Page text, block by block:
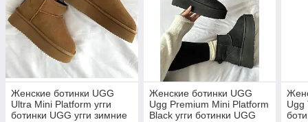
Женские ботинки UGG
Ultra Mini Platform угги
ботинки UGG угги зимние
Женские ботинки UGG
Ugg Premium Mini Platform
Black угги ботинки UGG
Ugg